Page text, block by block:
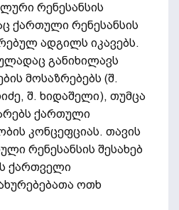
რენესანსის
ქართული რენესანსის
ადგილს იკავებს.
განიხილავს
მოსაზრებებს (შ.
შ. ხიდაშელი), თუმცა
ქართული
კონცეფციას. თავის
რენესანსის შესახებ
ქართველი
ოთხ